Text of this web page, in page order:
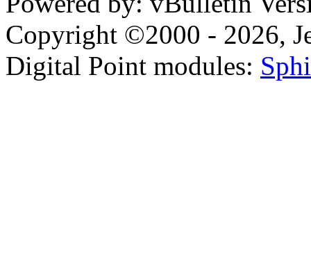
Copyright ©2000 - 2026,
Digital Point modules: